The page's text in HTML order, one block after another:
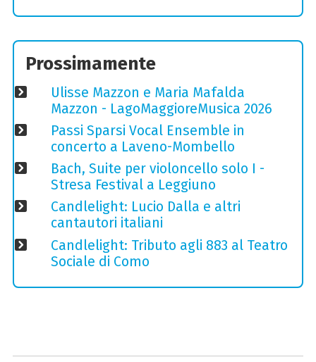
Prossimamente
Ulisse Mazzon e Maria Mafalda
Mazzon - LagoMaggioreMusica 2026
Passi Sparsi Vocal Ensemble in
concerto a Laveno-Mombello
Bach, Suite per violoncello solo I -
Stresa Festival a Leggiuno
Candlelight: Lucio Dalla e altri
cantautori italiani
Candlelight: Tributo agli 883 al Teatro
Sociale di Como